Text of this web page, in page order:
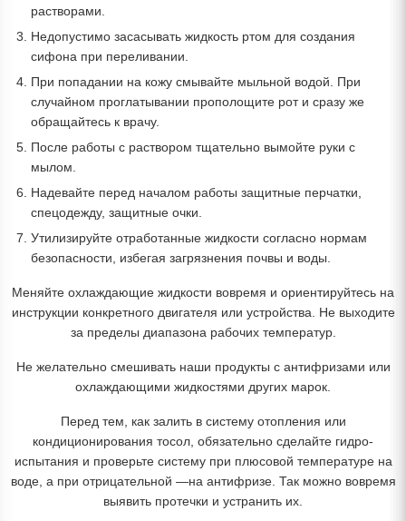
растворами.
Недопустимо засасывать жидкость ртом для создания
сифона при переливании.
При попадании на кожу смывайте мыльной водой. При
случайном проглатывании прополощите рот и сразу же
обращайтесь к врачу.
После работы с раствором тщательно вымойте руки с
мылом.
Надевайте перед началом работы защитные перчатки,
спецодежду, защитные очки.
Утилизируйте отработанные жидкости согласно нормам
безопасности, избегая загрязнения почвы и воды.
Меняйте охлаждающие жидкости вовремя и ориентируйтесь на
инструкции конкретного двигателя или устройства. Не выходите
за пределы диапазона рабочих температур.
Не желательно смешивать наши продукты с антифризами или
охлаждающими жидкостями других марок.
Перед тем, как залить в систему отопления или
кондиционирования тосол, обязательно сделайте гидро-
испытания и проверьте систему при плюсовой температуре на
воде, а при отрицательной —на антифризе. Так можно вовремя
выявить протечки и устранить их.